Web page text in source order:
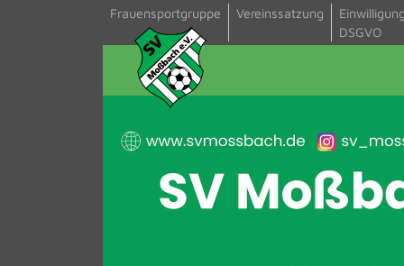
Frauensportgruppe Vereinssatzung
DSGVO